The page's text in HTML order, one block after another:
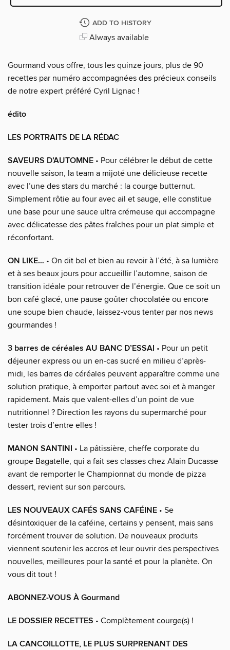
ADD TO HISTORY
Always available
Gourmand vous offre, tous les quinze jours, plus de 90
recettes par numéro accompagnées des précieux conseils
de notre expert préféré Cyril Lignac !
édito
LES PORTRAITS DE LA RÉDAC
SAVEURS D’AUTOMNE • Pour célébrer le début de cette
nouvelle saison, la team a mijoté une délicieuse recette
avec l’une des stars du marché : la courge butternut.
Simplement rôtie au four avec ail et sauge, elle constitue
une base pour une sauce ultra crémeuse qui accompagne
avec délicatesse des pâtes fraîches pour un plat simple et
réconfortant.
ON LIKE… • On dit bel et bien au revoir à l’été, à sa lumière
et à ses beaux jours pour accueillir l’automne, saison de
transition idéale pour retrouver de l’énergie. Que ce soit un
bon café glacé, une pause goûter chocolatée ou encore
une soupe bien chaude, laissez-vous tenter par nos news
gourmandes !
3 barres de céréales AU BANC D’ESSAI • Pour un petit
déjeuner express ou un en-cas sucré en milieu d’après-
midi, les barres de céréales peuvent apparaître comme une
solution pratique, à emporter partout avec soi et à manger
rapidement. Mais que valent-elles d’un point de vue
nutritionnel ? Direction les rayons du supermarché pour
tester trois d’entre elles !
MANON SANTINI • La pâtissière, cheffe corporate du
groupe Bagatelle, qui a fait ses classes chez Alain Ducasse
avant de remporter le Championnat du monde de pizza
dessert, revient sur son parcours.
LES NOUVEAUX CAFÉS SANS CAFÉINE • Se
désintoxiquer de la caféine, certains y pensent, mais sans
forcément trouver de solution. De nouveaux produits
viennent soutenir les accros et leur ouvrir des perspectives
nouvelles, meilleures pour la santé et pour la planète. On
vous dit tout !
ABONNEZ-VOUS À Gourmand
LE DOSSIER RECETTES • Complètement courge(s) !
LA CANCOILLOTTE, LE PLUS SURPRENANT DES